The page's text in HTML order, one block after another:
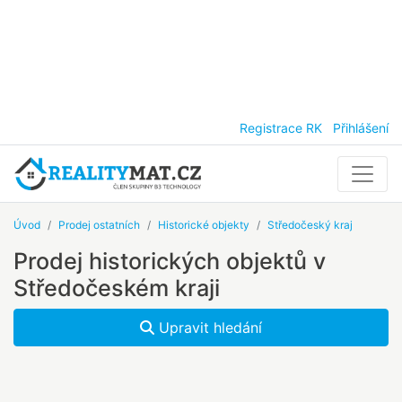
Registrace RK Přihlášení
Úvod Prodej ostatních Historické objekty Středočeský kraj
Prodej historických objektů v
Středočeském kraji
Upravit hledání